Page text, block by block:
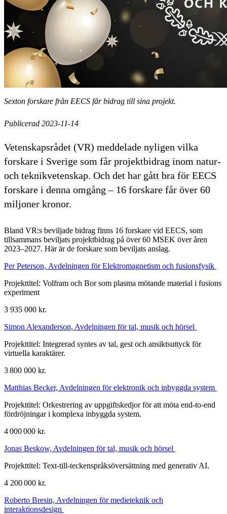
Sexton forskare från EECS får bidrag till sina projekt.
Publicerad 2023-11-14
Vetenskapsrådet (VR) meddelade nyligen vilka
forskare i Sverige som får projektbidrag inom natur-
och teknikvetenskap. Och det har gått bra för EECS
forskare i denna omgång – 16 forskare får över 60
miljoner kronor.
Bland VR:s beviljade bidrag finns 16 forskare vid EECS, som
tillsammans beviljats projektbidrag på över 60 MSEK över åren
2023–2027. Här är de forskare som beviljats anslag.
Per Peterson, Avdelningen för Elektromagnetism och fusionsfysik
Projekttitel: Volfram och Bor som plasma mötande material i fusions
experiment
3 935 000 kr.
Simon Alexanderson, Avdelningen för tal, musik och hörsel
Projekttitel: Integrerad syntes av tal, gest och ansiktsuttyck för
virtuella karaktärer.
3 800 000 kr.
Matthias Becker, Avdelningen för elektronik och inbyggda system
Projekttitel: Orkestrering av uppgiftskedjor för att möta end-to-end
fördröjningar i komplexa inbyggda system.
4 000 000 kr.
Jonas Beskow, Avdelningen för tal, musik och hörsel
Projekttitel: Text-till-teckenspråksöversättning med generativ AI.
4 200 000 kr.
Roberto Bresin, Avdelningen för medieteknik och
interaktionsdesign